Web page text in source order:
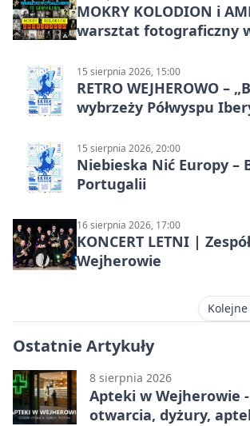
MOKRY KOLODION i
warsztat fotograficzny
15 sierpnia 2026, 15:00
RETRO WEJHEROWO –
wybrzeży Półwyspu
15 sierpnia 2026, 20:00
Niebieska Nić Europy –
Portugalii
16 sierpnia 2026, 17:00
KONCERT LETNI |
Wejherowie
Ostatnie Artykuły
8 sierpnia 2026
Apteki w Wejherowie
otwarcia, dyżury,